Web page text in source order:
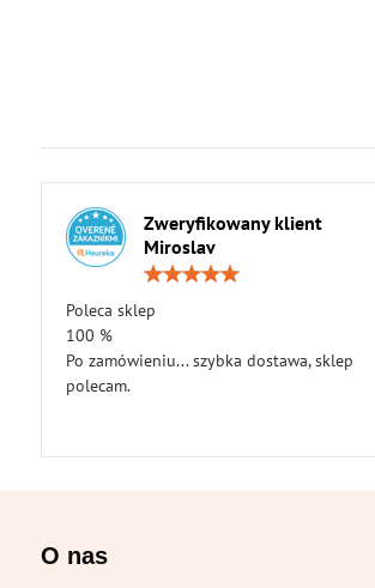
Zweryfikowany klient
Miroslav
Poleca sklep
100 %
Po zamówieniu... szybka dostawa, sklep
polecam.
O nas